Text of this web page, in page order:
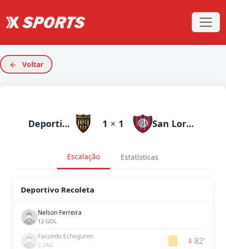
Voltar
Deportivo Recoleta 1 × 1 San Lorenzo
Escalação Estatísticas
Deportivo Recoleta
Nelson Ferreira
12 GOL
Facundo Echeguren
2 ZAG 82'